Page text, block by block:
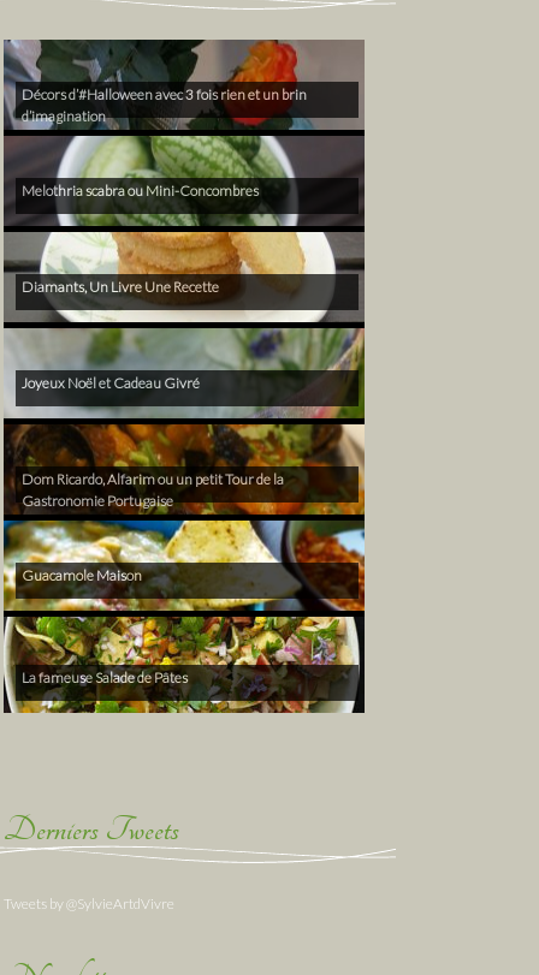
Décors d’#Halloween avec 3 fois rien et un brin
d’imagination
Melothria scabra ou Mini-Concombres
Diamants, Un Livre Une Recette
Joyeux Noël et Cadeau Givré
Dom Ricardo, Alfarim ou un petit Tour de la
Gastronomie Portugaise
Guacamole Maison
La fameuse Salade de Pâtes
Derniers Tweets
Tweets by @SylvieArtdVivre